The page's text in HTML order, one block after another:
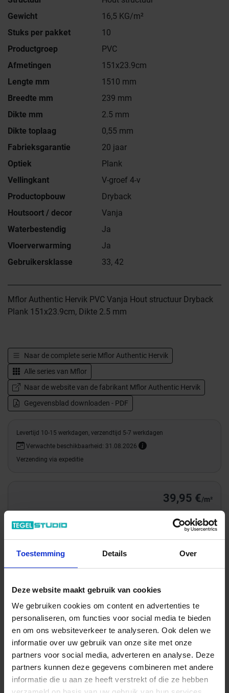
Toestemming Details Over
Deze website maakt gebruik van cookies
We gebruiken cookies om content en advertenties te
personaliseren, om functies voor social media te bieden
en om ons websiteverkeer te analyseren. Ook delen we
informatie over uw gebruik van onze site met onze
partners voor social media, adverteren en analyse. Deze
partners kunnen deze gegevens combineren met andere
informatie die u aan ze heeft verstrekt of die ze hebben
Gewicht
16,5 KG/m²
Stuks per pakket
10
Productgroep
PVC
Afmetingen
151x23.9cm
Lengte mm
1510 mm
Breedte mm
239 mm
Dikte mm
2.5 mm
Dikte toplaag
0,55 mm
Fabrieksgarantie
20 jaar
Optiek
Plank
Vellingkant
V-groef 4-v
Productopbouw
Dryback
Houtsoort / decor
Vanja
Waterbestendig
Ja
Vloerverwarming
Ja
Gebruikersklasse
33, 42
Mflor Authentic Hervik PVC Vanja Hout structuur Dryback
Plank 151x23.9cm, Dikte 2.5 mm
Naar de complete serie Mflor Authentic Hervik
Alle series van Mflor
Naar de website van de fabrikant Mflor Authentic Hervik
Gegevensblad downloaden - PDF
Levertijd 10-15 werkdagen, verzendtijd 5-7 werkdagen
Verwachte beschikbaarheid: 31.08.2026
Verzending via expeditie
39,95 €/m²
Totale prijs / geleverde hoeveelheid
137,84 €